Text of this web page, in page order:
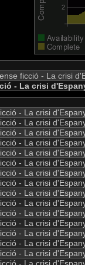
ficció - La crisi
- La crisi
- La crisi
- La crisi
- La crisi
- La crisi
- La crisi
- La crisi
- La crisi
- La crisi
- La crisi
- La crisi
- La crisi
- La crisi
- La crisi
- La crisi
- La crisi